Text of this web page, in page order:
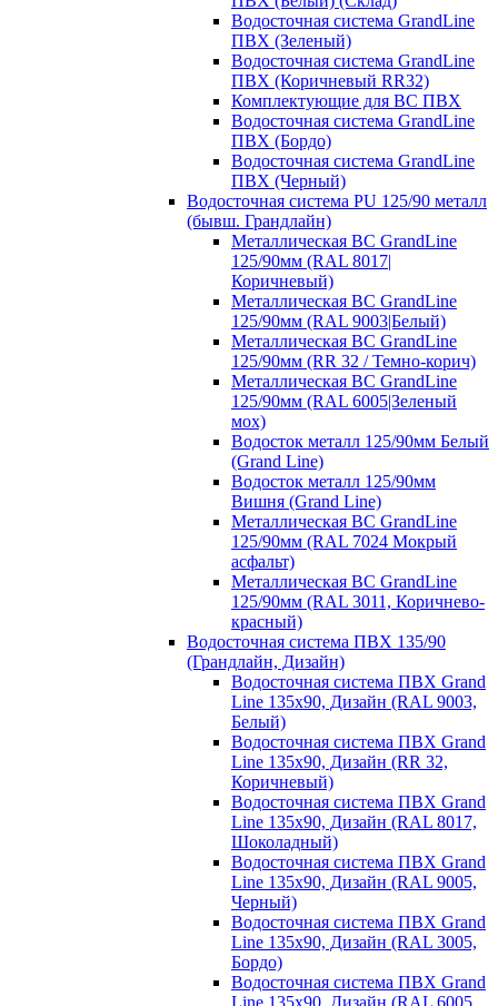
Водосточная система GrandLine
ПВХ (Зеленый)
Водосточная система GrandLine
ПВХ (Коричневый RR32)
Комплектующие для ВС ПВХ
Водосточная система GrandLine
ПВХ (Бордо)
Водосточная система GrandLine
ПВХ (Черный)
Водосточная система PU 125/90 металл
(бывш. Грандлайн)
Металлическая ВС GrandLine
125/90мм (RAL 8017|
Коричневый)
Металлическая ВС GrandLine
125/90мм (RAL 9003|Белый)
Металлическая ВС GrandLine
125/90мм (RR 32 / Темно-корич)
Металлическая ВС GrandLine
125/90мм (RAL 6005|Зеленый
мох)
Водосток металл 125/90мм Белый
(Grand Line)
Водосток металл 125/90мм
Вишня (Grand Line)
Металлическая ВС GrandLine
125/90мм (RAL 7024 Мокрый
асфальт)
Металлическая ВС GrandLine
125/90мм (RAL 3011, Коричнево-
красный)
Водосточная система ПВХ 135/90
(Грандлайн, Дизайн)
Водосточная система ПВХ Grand
Line 135х90, Дизайн (RAL 9003,
Белый)
Водосточная система ПВХ Grand
Line 135х90, Дизайн (RR 32,
Коричневый)
Водосточная система ПВХ Grand
Line 135х90, Дизайн (RAL 8017,
Шоколадный)
Водосточная система ПВХ Grand
Line 135х90, Дизайн (RAL 9005,
Черный)
Водосточная система ПВХ Grand
Line 135х90, Дизайн (RAL 3005,
Бордо)
Водосточная система ПВХ Grand
Line 135х90, Дизайн (RAL 6005,